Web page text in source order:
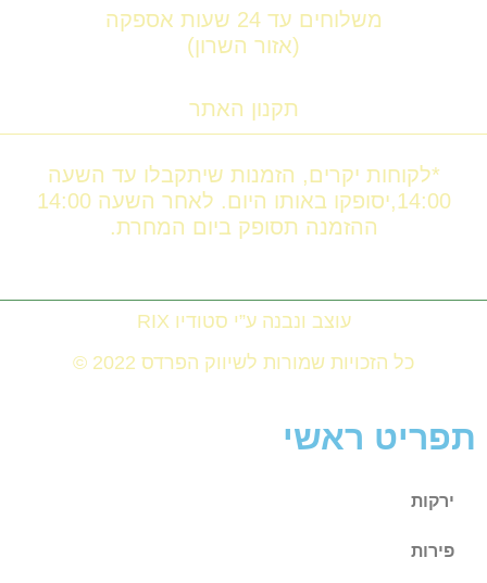
משלוחים עד 24 שעות אספקה
(אזור השרון)
תקנון האתר
*לקוחות יקרים, הזמנות שיתקבלו עד השעה
14:00,יסופקו באותו היום. לאחר השעה 14:00
ההזמנה תסופק ביום המחרת.
כל הזכויות שמורות לשיווק הפרדס 2022 ©
עוצב ונבנה ע”י סטודיו RIX
תפריט ראשי
ירקות
פירות